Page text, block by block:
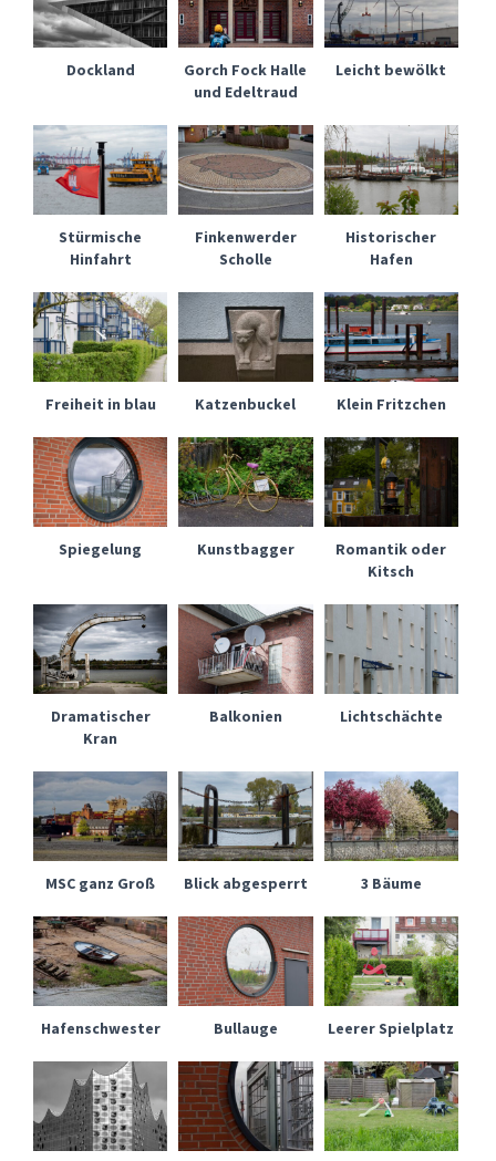
Dockland
Gorch Fock Halle
und Edeltraud
Leicht bewölkt
Stürmische
Hinfahrt
Finkenwerder
Scholle
Historischer
Hafen
Freiheit in blau Katzenbuckel Klein Fritzchen
Spiegelung Kunstbagger
Romantik oder
Kitsch
Dramatischer
Kran
Balkonien Lichtschächte
MSC ganz Groß Blick abgesperrt 3 Bäume
Hafenschwester Bullauge Leerer Spielplatz